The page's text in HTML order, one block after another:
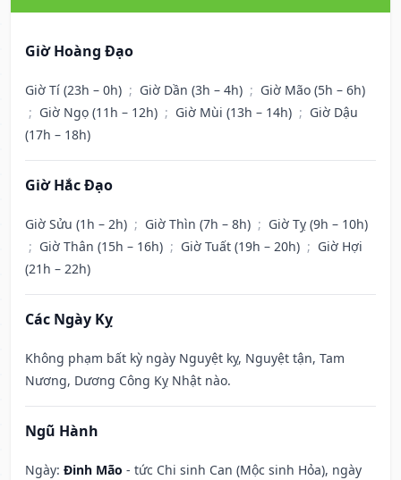
Giờ Hoàng Đạo
Giờ Tí (23h – 0h) ; Giờ Dần (3h – 4h) ; Giờ Mão (5h – 6h)
; Giờ Ngọ (11h – 12h) ; Giờ Mùi (13h – 14h) ; Giờ Dậu
(17h – 18h)
Giờ Hắc Đạo
Giờ Sửu (1h – 2h) ; Giờ Thìn (7h – 8h) ; Giờ Tỵ (9h – 10h)
; Giờ Thân (15h – 16h) ; Giờ Tuất (19h – 20h) ; Giờ Hợi
(21h – 22h)
Các Ngày Kỵ
Không phạm bất kỳ ngày Nguyệt kỵ, Nguyệt tận, Tam
Nương, Dương Công Kỵ Nhật nào.
Ngũ Hành
Ngày: Đinh Mão - tức Chi sinh Can (Mộc sinh Hỏa), ngày